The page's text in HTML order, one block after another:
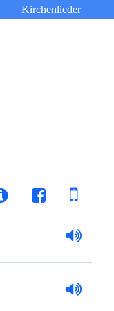
Kirchenlieder